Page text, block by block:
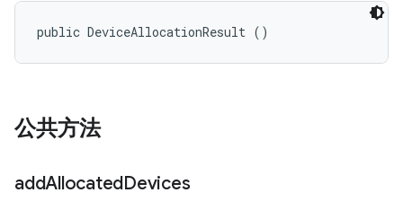
public DeviceAllocationResult ()
公共方法
addAllocatedDevices